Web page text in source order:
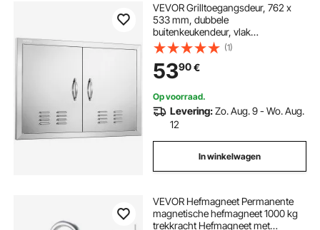
VEVOR Grilltoegangsdeur, 762 x
533 mm, dubbele
buitenkeukendeur, vlak
gemonteerde roestvrijstalen deur,
verticale wanddeur met
handgrepen en
ventilatieopeningen, voor grill-
eiland, grillstation, buitenkast
(1)
5390€
Op voorraad.
Levering:Zo. Aug. 9 - Wo. Aug.
12
In winkelwagen
VEVOR Hefmagneet Permanente
magnetische hefmagneet 1000 kg
trekkracht Hefmagneet met